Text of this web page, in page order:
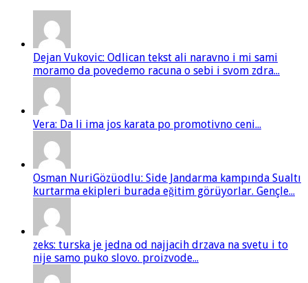
Dejan Vukovic: Odlican tekst ali naravno i mi sami
moramo da povedemo racuna o sebi i svom zdra...
Vera: Da li ima jos karata po promotivno ceni...
Osman NuriGözüodlu: Side Jandarma kampında Sualtı
kurtarma ekipleri burada eğitim görüyorlar. Gençle...
zeks: turska je jedna od najjacih drzava na svetu i to
nije samo puko slovo. proizvode...